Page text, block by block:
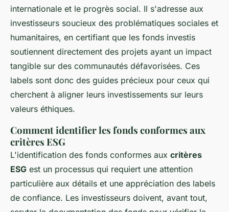
internationale et le progrès social. Il s'adresse aux
investisseurs soucieux des problématiques sociales et
humanitaires, en certifiant que les fonds investis
soutiennent directement des projets ayant un impact
tangible sur des communautés défavorisées. Ces
labels sont donc des guides précieux pour ceux qui
cherchent à aligner leurs investissements sur leurs
valeurs éthiques.
Comment identifier les fonds conformes aux
critères ESG
L'identification des fonds conformes aux critères
ESG est un processus qui requiert une attention
particulière aux détails et une appréciation des labels
de confiance. Les investisseurs doivent, avant tout,